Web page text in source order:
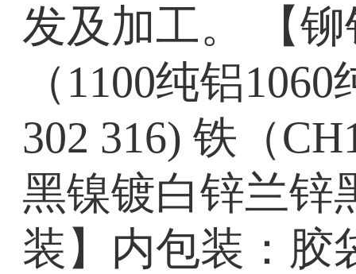
发及加工。 【
（1100纯铝
302 316) 铁（
黑镍镀白锌兰锌
装】内包装：胶